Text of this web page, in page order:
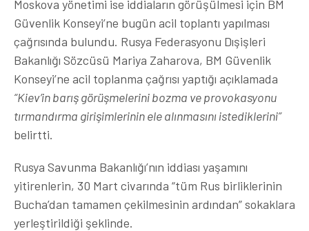
Moskova yönetimi ise iddiaların görüşülmesi için BM
Güvenlik Konseyi’ne bugün acil toplantı yapılması
çağrısında bulundu. Rusya Federasyonu Dışişleri
Bakanlığı Sözcüsü Mariya Zaharova, BM Güvenlik
Konseyi’ne acil toplanma çağrısı yaptığı açıklamada
“Kiev’in barış görüşmelerini bozma ve provokasyonu
tırmandırma girişimlerinin ele alınmasını istediklerini”
belirtti.
Rusya Savunma Bakanlığı’nın iddiası yaşamını
yitirenlerin, 30 Mart civarında “tüm Rus birliklerinin
Bucha’dan tamamen çekilmesinin ardından” sokaklara
yerleştirildiği şeklinde.